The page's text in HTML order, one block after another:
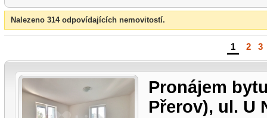
Nalezeno 314 odpovídajících nemovitostí.
1 2 3
Pronájem
Přerov), ul. U